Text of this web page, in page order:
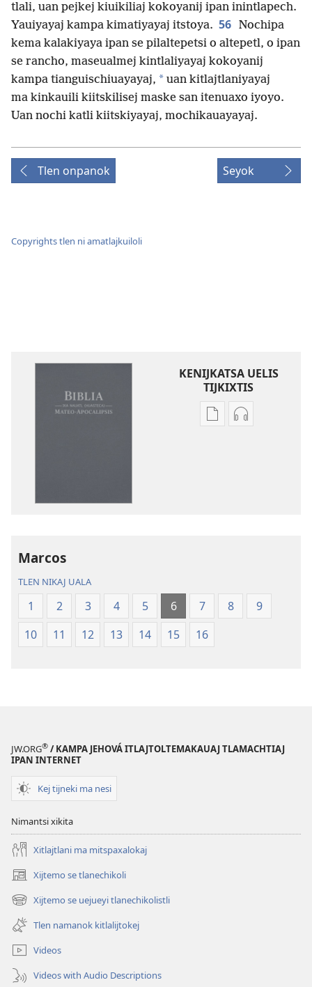
tlali, uan pejkej kiuikiliaj kokoyanij ipan inintlapech.
Yauiyayaj kampa kimatiyayaj itstoya. 56 Nochipa
kema kalakiyaya ipan se pilaltepetsi o altepetl, o ipan
se rancho, maseualmej kintlaliyayaj kokoyanij
kampa tianguischiuayayaj, * uan kitlajtlaniyayaj
ma kinkauili kiitskilisej maske san itenuaxo iyoyo.
Uan nochi katli kiitskiyayaj, mochikauayayaj.
Tlen onpanok Seyok
Copyrights tlen ni amatlajkuiloli
KENIJKATSA UELIS
TIJKIXTIS
Uelis Uelis
Apocalipsis
Marcos
TLEN NIKAJ UALA
1 2 3 4 5 6 7 8
9
10
11 12 13 14 15 16
JW.ORG® / KAMPA JEHOVÁ ITLAJTOLTEMAKAUAJ TLAMACHTIAJ
IPAN INTERNET
Kej tijneki ma nesi
Nimantsi xikita
Xitlajtlani ma mitspaxalokaj
Xijtemo se tlanechikoli
(opens
new
window)
Xijtemo se uejueyi tlanechikolistli
(opens
new
window)
Tlen namanok kitlalijtokej
Videos
Videos with Audio Descriptions